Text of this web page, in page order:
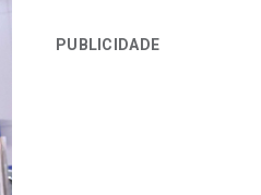
PUBLICIDADE